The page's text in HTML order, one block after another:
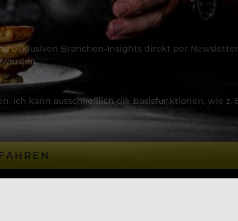
exklusiven Branchen-Insights direkt per
Ich kann ausschließlich die Basisfunktionen, wie z.